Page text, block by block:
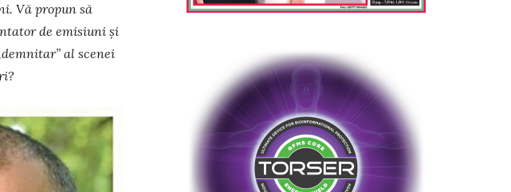
Vă propun să
de emisiuni și
al scenei